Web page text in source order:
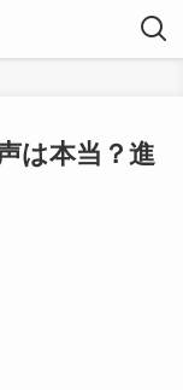
は本当？進